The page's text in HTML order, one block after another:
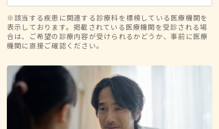
※該当する疾患に関連する診療科を標榜している医療機関を
表示しております。掲載されている医療機関を受診される場
合は、ご希望の診療内容が受けられるかどうか、事前に医療
機関に直接ご確認ください。